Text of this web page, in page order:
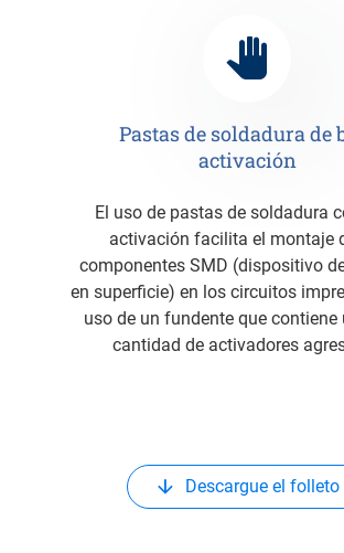
Pastas de soldadura de
activación
El uso de pastas de soldadura con baja
activación facilita el montaje
componentes SMD (dispositivo
en superficie) en los circuitos
uso de un fundente que contiene
cantidad de activadores
Descargue el folleto